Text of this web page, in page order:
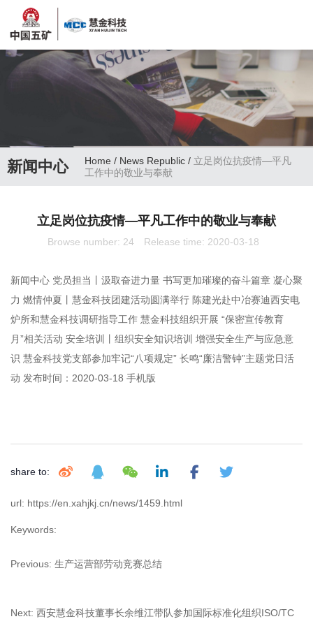
新闻中心 Home/ News Republic / 立足岗位抗疫情—平凡
工作中的敬业与奉献
立足岗位抗疫情—平凡工作中的敬业与奉献
Browse number: 24 Release time: 2020-03-18
新闻中心 党员担当丨汲取奋进力量 书写更加璀璨的奋斗篇章 凝心聚
力 燃情仲夏丨慧金科技团建活动圆满举行 陈建光赴中冶赛迪西安电
炉所和慧金科技调研指导工作 慧金科技组织开展 “保密宣传教育
月”相关活动 安全培训丨组织安全知识培训 增强安全生产与应急意
识 慧金科技党支部参加牢记“八项规定” 长鸣“廉洁警钟”主题党日活
动 发布时间：2020-03-18 手机版
share to:
url: https://en.xahjkj.cn/news/1459.html
Keywords:
Previous: 生产运营部劳动竞赛总结
Next: 西安慧金科技董事长余维江带队参加国际标准化组织ISO/TC